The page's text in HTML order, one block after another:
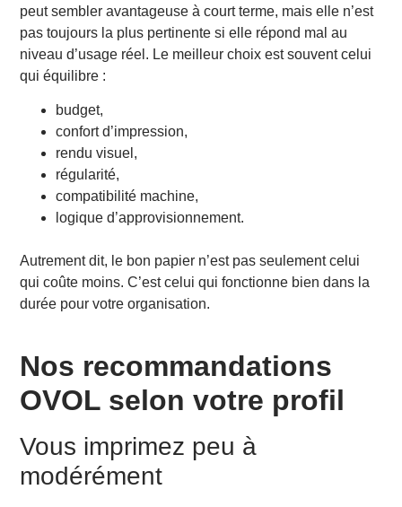
peut sembler avantageuse à court terme, mais elle n’est
pas toujours la plus pertinente si elle répond mal au
niveau d’usage réel. Le meilleur choix est souvent celui
qui équilibre :
budget,
confort d’impression,
rendu visuel,
régularité,
compatibilité machine,
logique d’approvisionnement.
Autrement dit, le bon papier n’est pas seulement celui
qui coûte moins. C’est celui qui fonctionne bien dans la
durée pour votre organisation.
Nos recommandations
OVOL selon votre profil
Vous imprimez peu à
modérément